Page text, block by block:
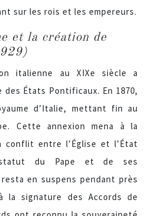
sur les rois et les empereurs.
et la création de
italienne au XIXe siècle a
États Pontificaux. En 1870,
d’Italie, mettant fin au
Cette annexion mena à la
conflit entre l’Église et l’État
du Pape et de ses
en suspens pendant près
la signature des Accords de